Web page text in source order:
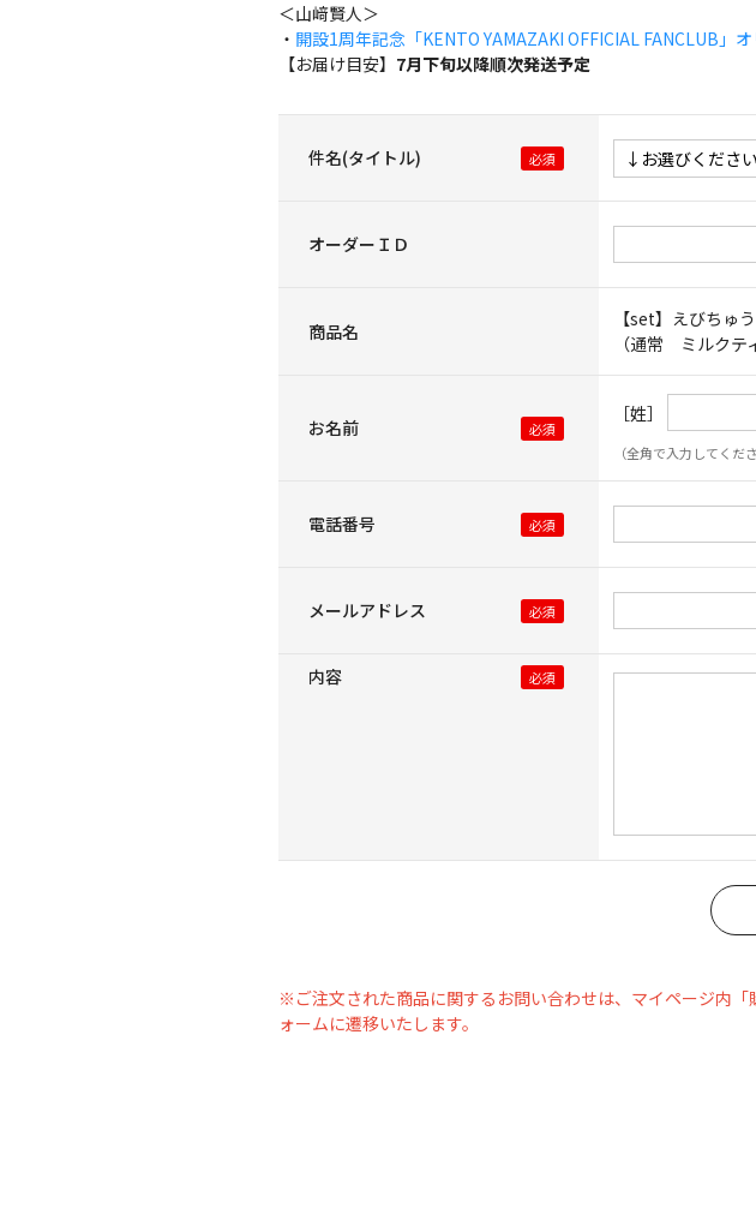
＜山﨑賢人＞
・ 開設1周年記念「KENTO YAMAZAKI OFFICIAL FANCLUB」
【お届け目安】 7月下旬以降順次発送予定
件名(タイトル)
オーダーＩＤ
商品名
【set】えびちゅ
（通常 ミルクテ
お名前
［姓］
（全角で入力してくださ
電話番号
メールアドレス
内容
※ご注文された商品に関するお問い合わせは、マイページ内
ォームに遷移いたします。